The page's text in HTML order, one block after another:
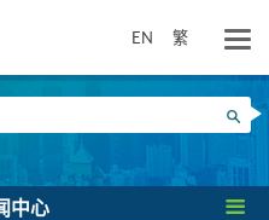
EN 繁
搜寻
中心